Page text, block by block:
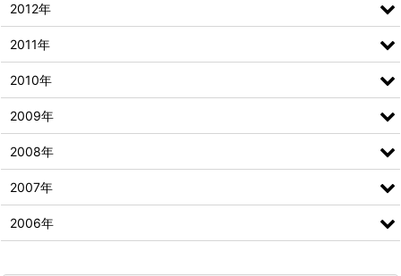
2012年
2011年
2010年
2009年
2008年
2007年
2006年